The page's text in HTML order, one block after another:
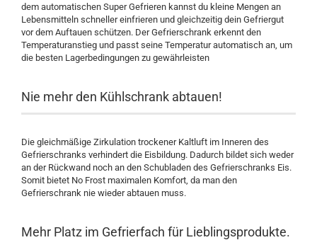
dem automatischen Super Gefrieren kannst du kleine Mengen an
Lebensmitteln schneller einfrieren und gleichzeitig dein Gefriergut
vor dem Auftauen schützen. Der Gefrierschrank erkennt den
Temperaturanstieg und passt seine Temperatur automatisch an, um
die besten Lagerbedingungen zu gewährleisten
Nie mehr den Kühlschrank abtauen!
Die gleichmäßige Zirkulation trockener Kaltluft im Inneren des
Gefrierschranks verhindert die Eisbildung. Dadurch bildet sich weder
an der Rückwand noch an den Schubladen des Gefrierschranks Eis.
Somit bietet No Frost maximalen Komfort, da man den
Gefrierschrank nie wieder abtauen muss.
Mehr Platz im Gefrierfach für Lieblingsprodukte.